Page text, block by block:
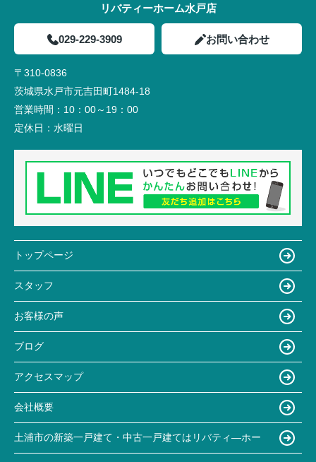
リバティーホーム水戸店
029-229-3909 お問い合わせ
〒310-0836
茨城県水戸市元吉田町1484-18
営業時間： 10：00～19：00
定休日： 水曜日
トップページ
スタッフ
お客様の声
ブログ
アクセスマップ
会社概要
土浦市の新築一戸建て・中古一戸建てはリバティ―ホー